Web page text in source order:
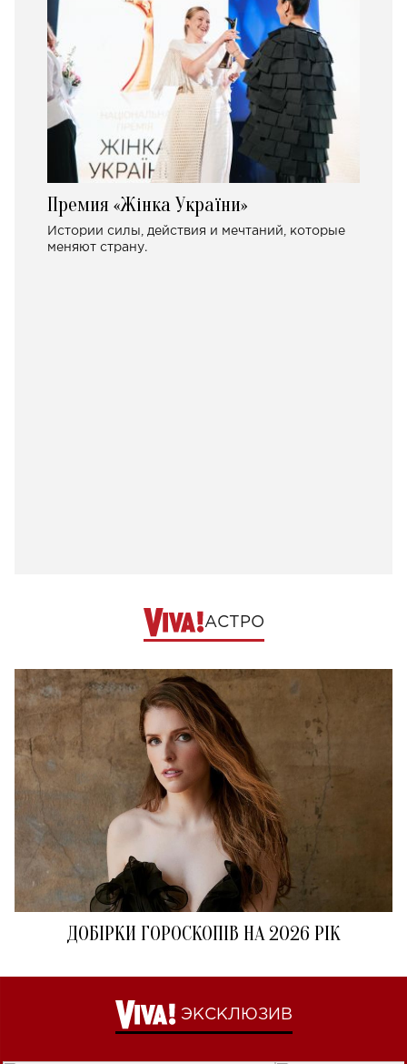
Премия «Жінка України»
Истории силы, действия и мечтаний, которые
меняют страну.
АСТРО
ДОБІРКИ ГОРОСКОПІВ НА 2026 РІК
ЭКСКЛЮЗИВ